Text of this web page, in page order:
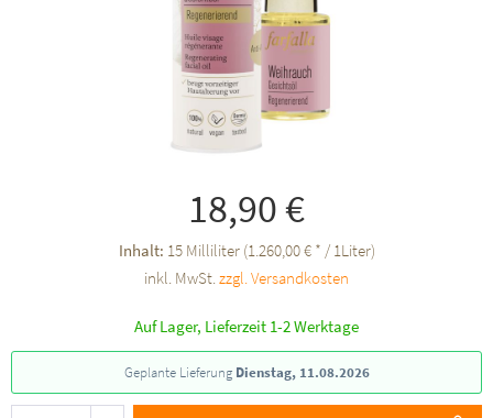
18,90 €
Inhalt: 15 Milliliter (1.260,00 € * / 1Liter)
inkl. MwSt.zzgl. Versandkosten
Auf Lager, Lieferzeit 1-2 Werktage
Geplante Lieferung Dienstag, 11.08.2026